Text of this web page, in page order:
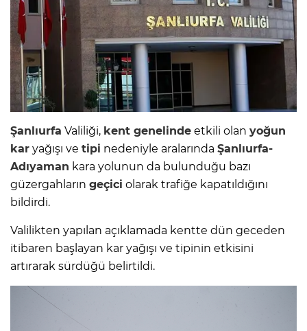
Şanlıurfa Valiliği, kent genelinde etkili olan yoğun
kar yağışı ve tipi nedeniyle aralarında Şanlıurfa-
Adıyaman kara yolunun da bulunduğu bazı
güzergahların geçici olarak trafiğe kapatıldığını
bildirdi.
Valilikten yapılan açıklamada kentte dün geceden
itibaren başlayan kar yağışı ve tipinin etkisini
artırarak sürdüğü belirtildi.